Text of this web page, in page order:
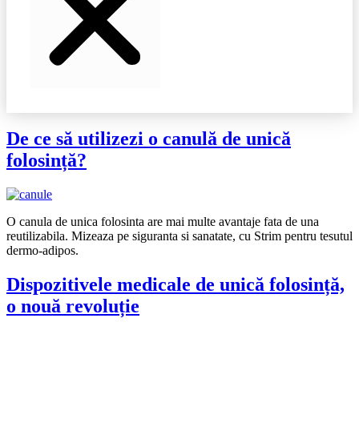
De ce să utilizezi o canulă de unică
folosință?
O canula de unica folosinta are mai multe avantaje fata de una
reutilizabila. Mizeaza pe siguranta si sanatate, cu Strim pentru tesutul
dermo-adipos.
Dispozitivele medicale de unică folosință,
o nouă revoluție